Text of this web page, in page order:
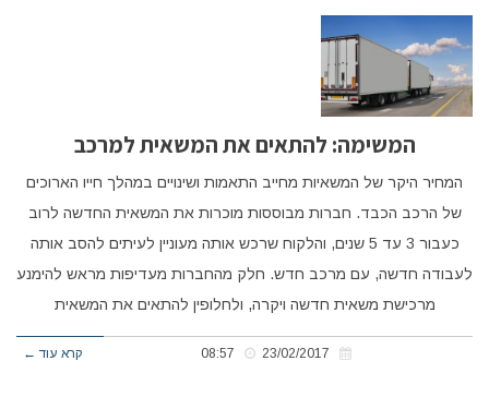
המשימה: להתאים את המשאית למרכב
המחיר היקר של המשאיות מחייב התאמות ושינויים במהלך חייו הארוכים
של הרכב הכבד. חברות מבוססות מוכרות את המשאית החדשה לרוב
כעבור 3 עד 5 שנים, והלקוח שרכש אותה מעוניין לעיתים להסב אותה
לעבודה חדשה, עם מרכב חדש. חלק מהחברות מעדיפות מראש להימנע
מרכישת משאית חדשה ויקרה, ולחלופין להתאים את המשאית
קרא עוד ←